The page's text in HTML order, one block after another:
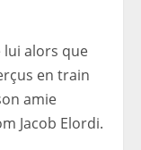
lui alors que
en train
amie
Jacob Elordi.